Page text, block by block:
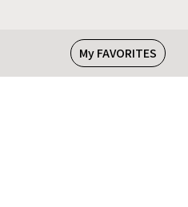
My FAVORITES